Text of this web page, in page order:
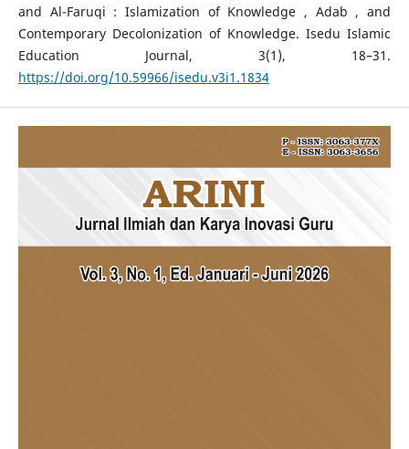
and Al-Faruqi : Islamization of Knowledge , Adab , and
Contemporary Decolonization of Knowledge. Isedu Islamic
Education Journal, 3(1), 18–31.
https://doi.org/10.59966/isedu.v3i1.1834